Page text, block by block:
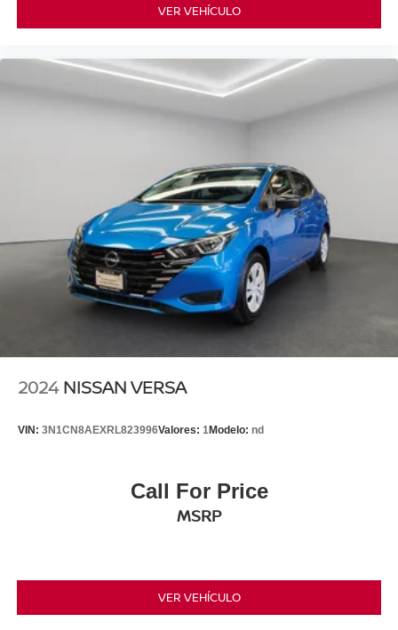
VER VEHÍCULO
2024 NISSAN VERSA
VIN: 3N1CN8AEXRL823996Valores: 1Modelo: nd
Call For Price
MSRP
VER VEHÍCULO